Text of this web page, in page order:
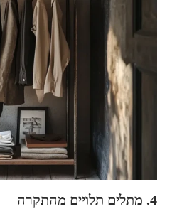
4. מתלים תלויים מהתקרה